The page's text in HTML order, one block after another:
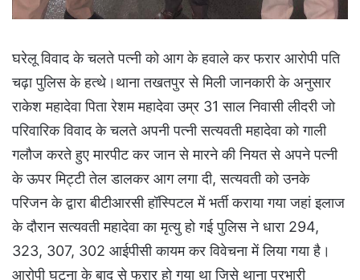
घरेलू विवाद के चलते पत्नी को आग के हवाले कर फरार आरोपी पति
चढ़ा पुलिस के हत्थे।थाना तखतपुर से मिली जानकारी के अनुसार
राकेश महादेवा पिता रेशम महादेवा उम्र 31 साल निवासी लीदरी जो
परिवारिक विवाद के चलते अपनी पत्नी सत्यवती महादेवा को गाली
गलौज करते हुए मारपीट कर जान से मारने की नियत से अपने पत्नी
के ऊपर मिट्टी तेल डालकर आग लगा दी, सत्यवती को उनके
परिजन के द्वारा बीटीआरसी हॉस्पिटल में भर्ती कराया गया जहां इलाज
के दौरान सत्यवती महादेवा का मृत्यु हो गई पुलिस ने धारा 294,
323, 307, 302 आईपीसी कायम कर विवेचना में लिया गया है।
आरोपी घटना के बाद से फरार हो गया था जिसे थाना प्रभारी